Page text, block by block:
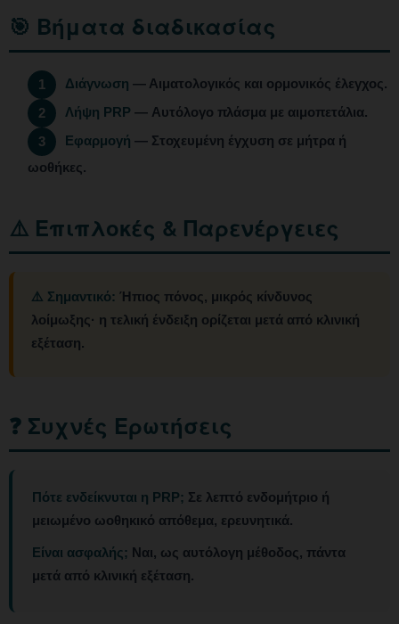
🎯 Βήματα διαδικασίας
1 Διάγνωση — Αιματολογικός και ορμονικός έλεγχος.
2
Λήψη PRP — Αυτόλογο πλάσμα με αιμοπετάλια.
3
Εφαρμογή — Στοχευμένη έγχυση σε μήτρα ή
ωοθήκες.
⚠️ Επιπλοκές & Παρενέργειες
⚠️ Σημαντικό: Ήπιος πόνος, μικρός κίνδυνος
λοίμωξης· η τελική ένδειξη ορίζεται μετά από κλινική
εξέταση.
❓ Συχνές Ερωτήσεις
Πότε ενδείκνυται η PRP; Σε λεπτό ενδομήτριο ή
μειωμένο ωοθηκικό απόθεμα, ερευνητικά.
Είναι ασφαλής; Ναι, ως αυτόλογη μέθοδος, πάντα
μετά από κλινική εξέταση.